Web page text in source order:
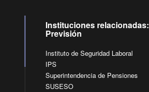
Instituciones relacionadas:
Previsión
Instituto de Seguridad Laboral
IPS
Superintendencia de Pensiones
SUSESO